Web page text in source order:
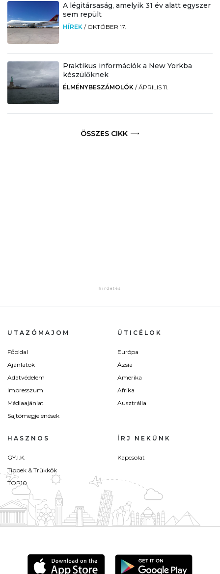
A légitársaság, amelyik 31 év alatt egyszer
sem repült
HÍREK / OKTÓBER 17.
Praktikus információk a New Yorkba
készülőknek
ÉLMÉNYBESZÁMOLÓK /ÁPRILIS 11.
ÖSSZES CIKK
UTAZÓMAJOM
Főoldal
Ajánlatok
Adatvédelem
Impresszum
Médiaajánlat
Sajtómegjelenések
ÚTICÉLOK
Európa
Ázsia
Amerika
Afrika
Ausztrália
HASZNOS
GY.I.K.
Tippek & Trükkök
TOP10
ÍRJ NEKÜNK
Kapcsolat